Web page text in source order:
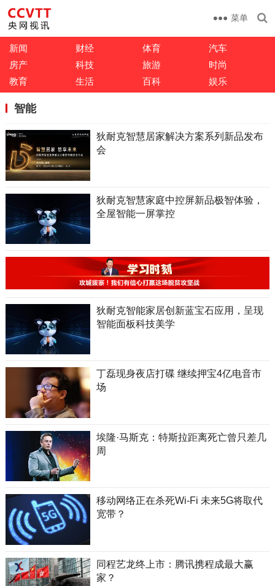
菜单
新闻 财经 体育
汽车
房产
科技 旅游
时尚
教育
生活 百科 娱乐
智能
狄耐克智慧居家解决方案系列新品发布
会
狄耐克智慧家庭中控屏新品极智体验，
全屋智能一屏掌控
狄耐克智能家居创新蓝宝石应用，呈现
智能面板科技美学
丁磊现身夜店打碟 继续押宝4亿电音市
场
埃隆·马斯克：特斯拉距离死亡曾只差几
周
移动网络正在杀死Wi-Fi 未来5G将取代
宽带？
同程艺龙终上市：腾讯携程成最大赢
家？